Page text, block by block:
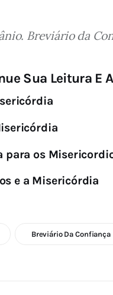
Breviário da
Sua Leitura E
para os
e a Misericórdia
Breviário Da Confiança